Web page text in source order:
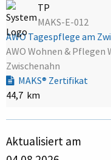
TP
MAKS-E-012
AWO Tagespflege am
AWO Wohnen & Pflegen
Zwischenahn
MAKS® Zertifikat
44,7 km
Aktualisiert am